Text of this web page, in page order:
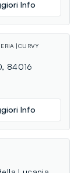
Info
CURVY
84016
Info